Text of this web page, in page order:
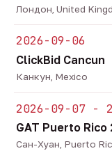
Лондон, United
2026-09-06
ClickBid Cancun
Канкун, Mexico
2026-09-07 -
GAT Puerto Rico
Сан-Хуан, Puerto